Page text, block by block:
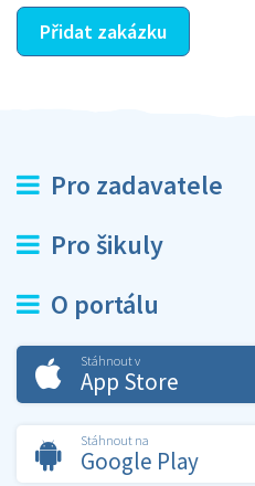
Přidat zakázku
Pro zadavatele
Pro šikuly
O portálu
Stáhnout v
App Store
Stáhnout na
Google Play